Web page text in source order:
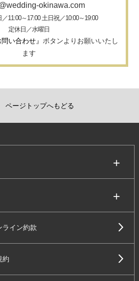
okinawa.com
11:00～17:00 土日祝／10:00～19:00
定休日／水曜日
問い合わせ』 ボタンよりお願いいたし
ます
ページトップへもどる
ライン約款
約